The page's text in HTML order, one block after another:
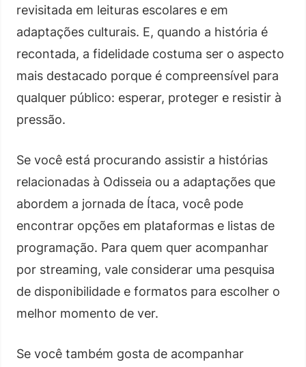
revisitada em leituras escolares e em
adaptações culturais. E, quando a história é
recontada, a fidelidade costuma ser o aspecto
mais destacado porque é compreensível para
qualquer público: esperar, proteger e resistir à
pressão.
Se você está procurando assistir a histórias
relacionadas à Odisseia ou a adaptações que
abordem a jornada de Ítaca, você pode
encontrar opções em plataformas e listas de
programação. Para quem quer acompanhar
por streaming, vale considerar uma pesquisa
de disponibilidade e formatos para escolher o
melhor momento de ver.
Se você também gosta de acompanhar